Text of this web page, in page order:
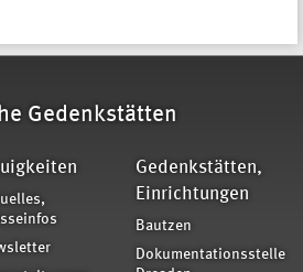
Gedenkstätten
Gedenkstätten,
Einrichtungen
Bautzen
Dokumentationsstelle